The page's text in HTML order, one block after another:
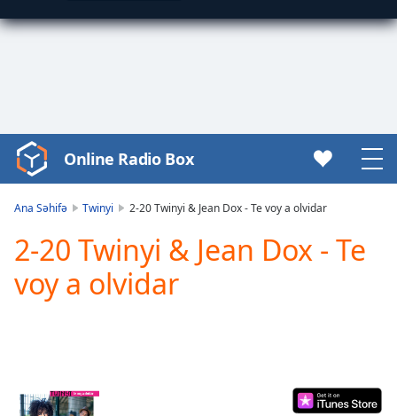
Video
Player
Play
Video
Play
Current
Time0:00
Online Radio Box
Ana Səhifə Twinyi 2-20 Twinyi & Jean Dox - Te voy a olvidar
2-20 Twinyi & Jean Dox - Te
voy a olvidar